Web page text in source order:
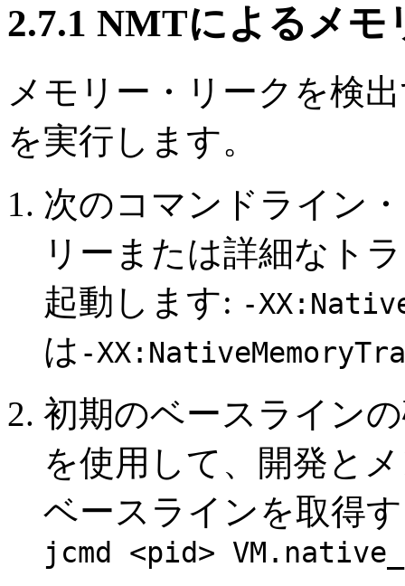
2.7.1 NMTによるメモ
メモリー・リークを検
を実行します。
次のコマンドライン
リー または詳細なト
起動します: -
は -
初期のベースライン
を使用して、開発と
ベースラインを取得
jcmd <pid>